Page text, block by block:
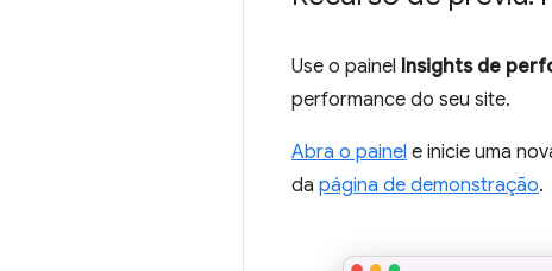
Use o painel Insights de
performance do seu site.
Abra o painel e inicie uma
da página de demonstração.